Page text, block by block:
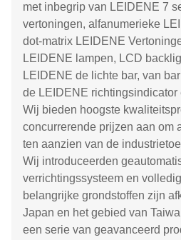
met inbegrip van LEIDENE 7
vertoningen, alfanumerieke
dot-matrix LEIDENE
LEIDENE lampen, LCD
LEIDENE de lichte bar, van
de LEIDENE richtingsindicator
Wij bieden hoogste
concurrerende prijzen aan om
ten aanzien van de
Wij introduceerden
verrichtingssysteem en
belangrijke grondstoffen zijn
Japan en het gebied van
een serie van geavanceerd